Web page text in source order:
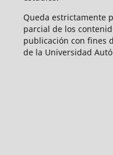
Queda estrictamente
parcial de los
publicación con fines
de la Universidad